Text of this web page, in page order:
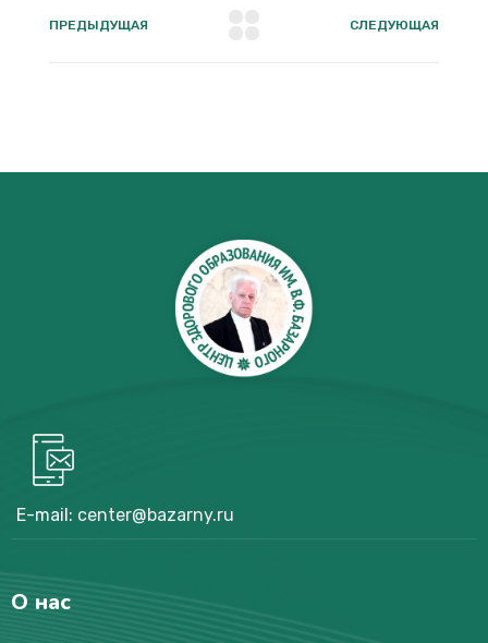
ПРЕДЫДУЩАЯ СЛЕДУЮЩАЯ
E-mail: center@bazarny.ru
О нас